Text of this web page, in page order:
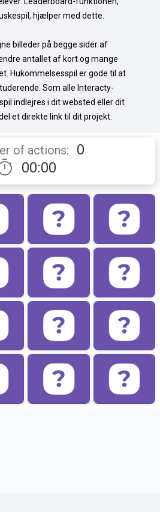
hjælper med dette.
billeder på begge sider af
antallet af kort og mange
Hukommelsesspil er gode til at
Som alle Interacty-
indlejres i dit websted eller dit
et direkte link til dit projekt.